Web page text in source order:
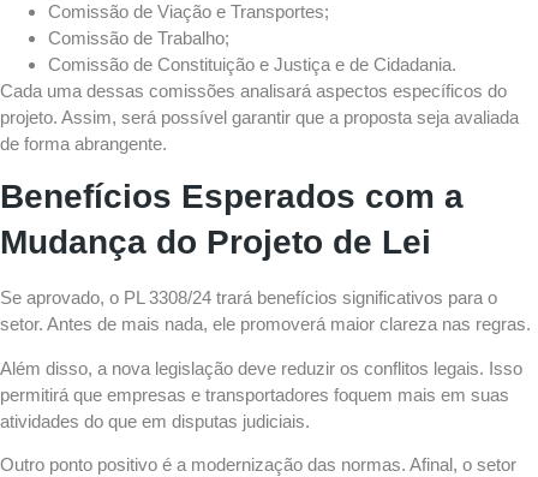
Comissão de Viação e Transportes;
Comissão de Trabalho;
Comissão de Constituição e Justiça e de Cidadania.
Cada uma dessas comissões analisará aspectos específicos do
projeto. Assim, será possível garantir que a proposta seja avaliada
de forma abrangente.
Benefícios Esperados com a
Mudança do Projeto de Lei
Se aprovado, o PL 3308/24 trará benefícios significativos para o
setor. Antes de mais nada, ele promoverá maior clareza nas regras.
Além disso, a nova legislação deve reduzir os conflitos legais. Isso
permitirá que empresas e transportadores foquem mais em suas
atividades do que em disputas judiciais.
Outro ponto positivo é a modernização das normas. Afinal, o setor